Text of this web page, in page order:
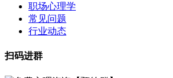
职场心理学
常见问题
行业动态
扫码进群